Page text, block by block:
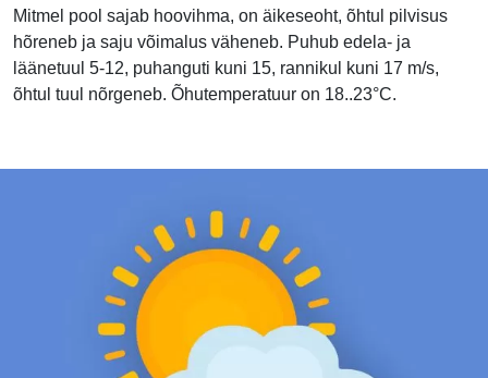
Mitmel pool sajab hoovihma, on äikeseoht, õhtul pilvisus
hõreneb ja saju võimalus väheneb. Puhub edela- ja
läänetuul 5-12, puhanguti kuni 15, rannikul kuni 17 m/s,
õhtul tuul nõrgeneb. Õhutemperatuur on 18..23°C.